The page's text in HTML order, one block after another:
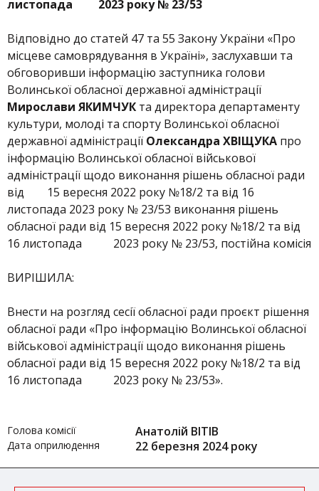
листопада 2023 року № 23/53
Відповідно до статей 47 та 55 Закону України «Про
місцеве самоврядування в Україні», заслухавши та
обговоривши інформацію заступника голови
Волинської обласної державної адміністрації
Мирослави ЯКИМЧУК та директора департаменту
культури, молоді та спорту Волинської обласної
державної адміністрації Олександра ХВІЩУКА про
інформацію Волинської обласної військової
адміністрації щодо виконання рішень обласної ради
від 15 вересня 2022 року №18/2 та від 16
листопада 2023 року № 23/53 виконання рішень
обласної ради від 15 вересня 2022 року №18/2 та від
16 листопада 2023 року № 23/53, постійна комісія
ВИРІШИЛА:
Внести на розгляд сесії обласної ради проєкт рішення
обласної ради «Про інформацію Волинської обласної
військової адміністрації щодо виконання рішень
обласної ради від 15 вересня 2022 року №18/2 та від
16 листопада 2023 року № 23/53».
Голова комісії Анатолій ВІТІВ
Дата оприлюдення 22 березня 2024 року